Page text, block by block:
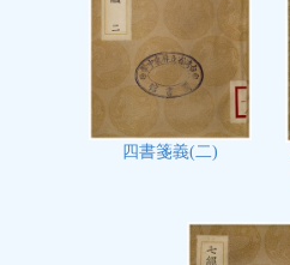
四書箋義(二)